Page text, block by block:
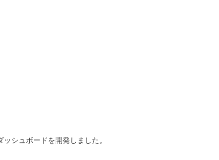
シュボードを開発しました。